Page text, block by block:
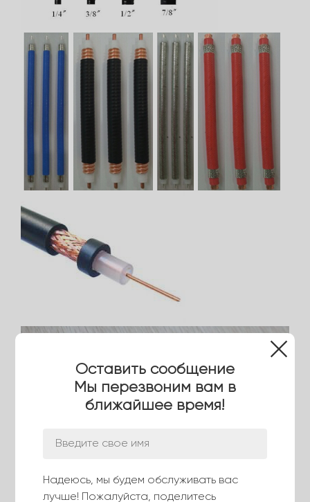
▶ Преимущество компании
Оставить сообщение
Мы перезвоним вам в
ближайшее время!
Надеюсь, мы будем обслуживать вас
лучше! Пожалуйста, поделитесь